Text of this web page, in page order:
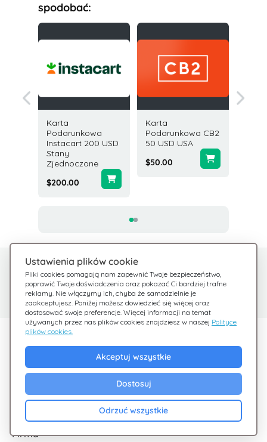
spodobać:
Karta
Podarunkowa
Instacart 200 USD
Stany
Zjednoczone
$200.00
Karta
Podarunkowa CB2
50 USD USA
$50.00
Ustawienia plików cookie
Pliki cookies pomagają nam zapewnić Twoje bezpieczeństwo,
poprawić Twoje doświadczenia oraz pokazać Ci bardziej trafne
reklamy. Nie włączymy ich, chyba że samodzielnie je
zaakceptujesz. Poniżej możesz dowiedzieć się więcej oraz
dostosować swoje preferencje. Więcej informacji na temat
używanych przez nas plików cookies znajdziesz w naszej Polityce
plików cookies.
Akceptuj wszystkie
Dostosuj
Odrzuć wszystkie
Potrzebujesz pomocy?
Jesteśmy tu dla Ciebie
Centrum pomocy
Sprawdź nasze FAQ
Odkryj Giftsy
Cashback
Blog
Firma